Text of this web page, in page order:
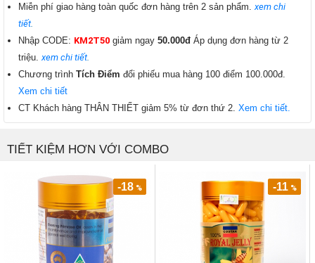
Miễn phí giao hàng toàn quốc đơn hàng trên 2 sản phẩm. xem chi
tiết.
Nhập CODE: KM2T50 giảm ngay 50.000đ Áp dụng đơn hàng từ 2
triệu. xem chi tiết.
Chương trình Tích Điểm đổi phiếu mua hàng 100 điểm 100.000đ.
Xem chi tiết
CT Khách hàng THÂN THIẾT giảm 5% từ đơn thứ 2. Xem chi tiết.
TIẾT KIỆM HƠN VỚI COMBO
-18% -11 %